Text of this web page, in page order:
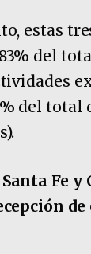
estas
del
del total
Fe y
de